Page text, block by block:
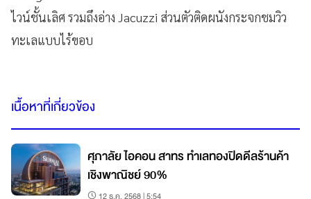
ไวน์ชั้นเลิศ รวมถึงอ่าง Jacuzzi ส่วนตัวติดผนังกระจกชมวิว
ทะเลแบบไร้ขอบ
เนื้อหาที่เกี่ยวข้อง
ศุภาลัย ไอคอน สาทร ทำเลทองปิดดีลร้านค้า
เชิงพาณิชย์ 90%
12 ธ.ค. 2568 | 5:54